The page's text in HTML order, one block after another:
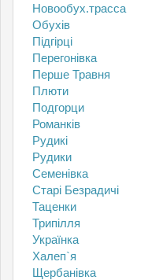
Новообух.трасса
Обухів
Підгірці
Перегонівка
Перше Травня
Плюти
Подгорци
Романків
Рудикі
Рудики
Семенівка
Старі Безрадичі
Таценки
Трипілля
Українка
Халеп`я
Щербанівка